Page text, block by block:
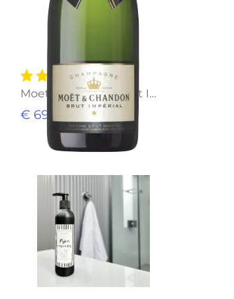
Moet & Chandon Brut Imperial
€ 69,95